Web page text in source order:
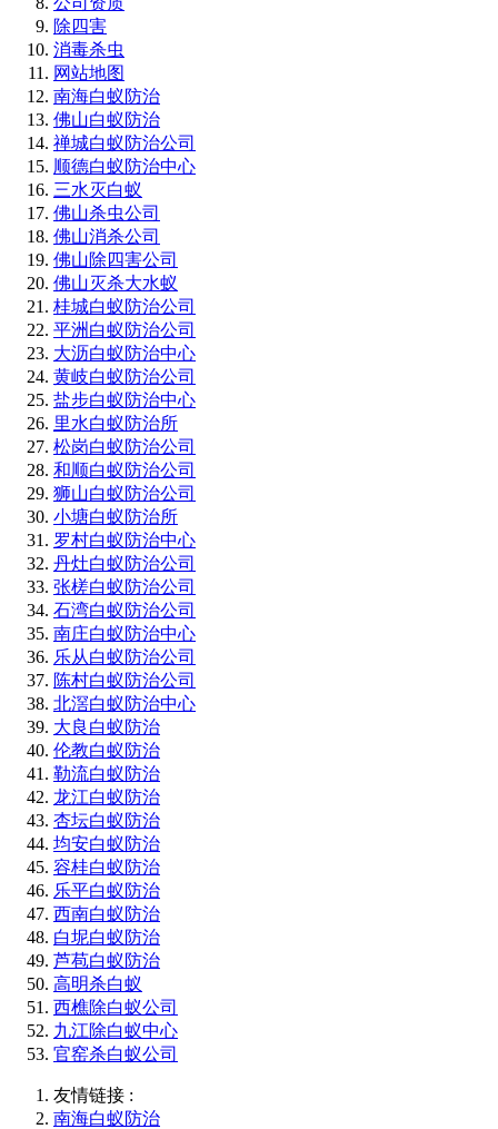
除四害
消毒杀虫
网站地图
南海白蚁防治
佛山白蚁防治
禅城白蚁防治公司
顺德白蚁防治中心
三水灭白蚁
佛山杀虫公司
佛山消杀公司
佛山除四害公司
佛山灭杀大水蚁
桂城白蚁防治公司
平洲白蚁防治公司
大沥白蚁防治中心
黄岐白蚁防治公司
盐步白蚁防治中心
里水白蚁防治所
松岗白蚁防治公司
和顺白蚁防治公司
狮山白蚁防治公司
小塘白蚁防治所
罗村白蚁防治中心
丹灶白蚁防治公司
张槎白蚁防治公司
石湾白蚁防治公司
南庄白蚁防治中心
乐从白蚁防治公司
陈村白蚁防治公司
北滘白蚁防治中心
大良白蚁防治
伦教白蚁防治
勒流白蚁防治
龙江白蚁防治
杏坛白蚁防治
均安白蚁防治
容桂白蚁防治
乐平白蚁防治
西南白蚁防治
白坭白蚁防治
芦苞白蚁防治
高明杀白蚁
西樵除白蚁公司
九江除白蚁中心
官窑杀白蚁公司
友情链接 :
南海白蚁防治